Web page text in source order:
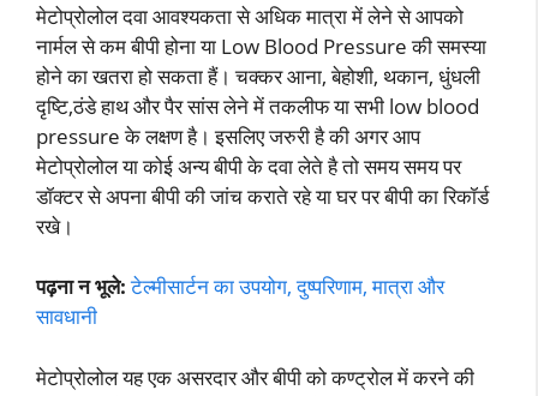
मेटोप्रोलोल दवा आवश्यकता से अधिक मात्रा में लेने से आपको
नार्मल से कम बीपी होना या Low Blood Pressure की समस्या
होने का खतरा हो सकता हैं। चक्कर आना, बेहोशी, थकान, धुंधली
दृष्टि,ठंडे हाथ और पैर सांस लेने में तकलीफ या सभी low blood
pressure के लक्षण है। इसलिए जरुरी है की अगर आप
मेटोप्रोलोल या कोई अन्य बीपी के दवा लेते है तो समय समय पर
डॉक्टर से अपना बीपी की जांच कराते रहे या घर पर बीपी का रिकॉर्ड
रखे।
पढ़ना न भूले: टेल्मीसार्टन का उपयोग, दुष्परिणाम, मात्रा और
सावधानी
मेटोप्रोलोल यह एक असरदार और बीपी को कण्ट्रोल में करने की